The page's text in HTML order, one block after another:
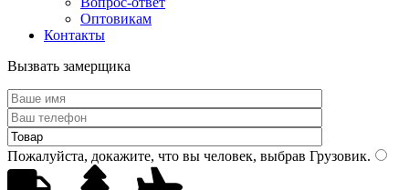
Оптовикам
Контакты
Вызвать замерщика
Пожалуйста, докажите, что вы человек, выбрав Грузовик.